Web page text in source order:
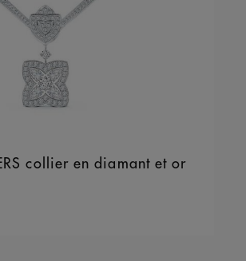
collier en diamant et or